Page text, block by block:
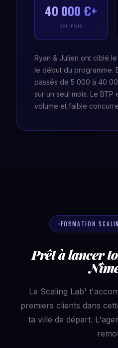
40 000 €+
par mois
Ryan & Julien ont ciblé
le début du programme.
passés de 5 000 à 40
sur un seul mois. Le
volume et faible
FORMATION
Prêt à lancer
Le Scaling Lab'
premiers clients dans
ta ville de départ.